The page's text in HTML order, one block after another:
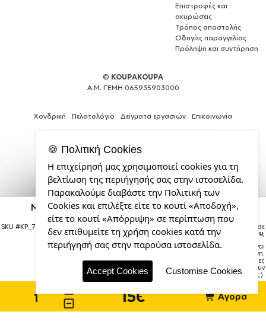
My Dad, my Hero!!!, Κούπα Ανοξείδωτη διπλού
τοιχώματος 300ml
SKU #KP_7368_metaldouble Η παραγγελία σας θα παραδοθεί σε
courier έως τηνΤρίτη 18 Αυγούστου,
Σημείωση:Η παράδοση στο courier είναι
εκτιμώμενη.
1–3 εργάσιμες
ημέρες (ενδέχεται να υπάρξουν
καθυστερήσεις).
15€ Αγορά
Επιστροφές και
ακυρώσεις
Τρόπος αποστολής
Οδηγίες παραγγελίας
Πρόληψη και συντήρηση
© KOUPAKOUPA
Α.Μ. ΓΕΜΗ 065935903000
Χονδρική Πελατολόγιο Δείγματα εργασιών Επικοινωνία
Web
Design,
Social
Media
&
SEO
Agency
από
την
CDL.gr
🍪 Πολιτική Cookies
Η επιχείρησή μας χρησιμοποιεί cookies για τη
βελτίωση της περιήγησής σας στην ιστοσελίδα.
Παρακαλούμε διαβάστε την Πολιτική των
Cookies και επιλέξτε είτε το κουτί «Αποδοχή»,
είτε το κουτί «Απόρριψη» σε περίπτωση που
δεν επιθυμείτε τη χρήση cookies κατά την
περιήγησή σας στην παρούσα ιστοσελίδα.
Accept Cookies Customise Cookies